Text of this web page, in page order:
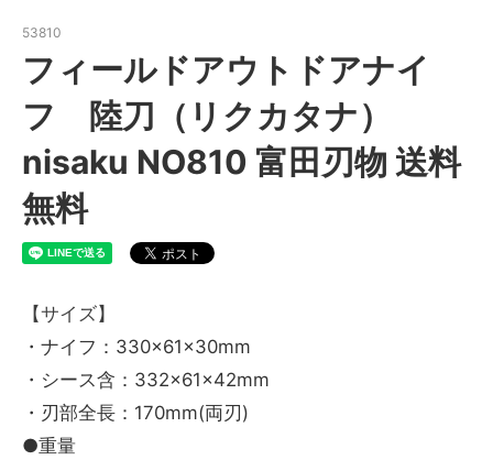
53810
フィールドアウトドアナイ
フ 陸刀（リクカタナ）
nisaku NO810 富田刃物 送料
無料
【サイズ】
・ナイフ：330×61×30mm
・シース含：332×61×42mm
・刃部全長：170mm(両刃)
●重量